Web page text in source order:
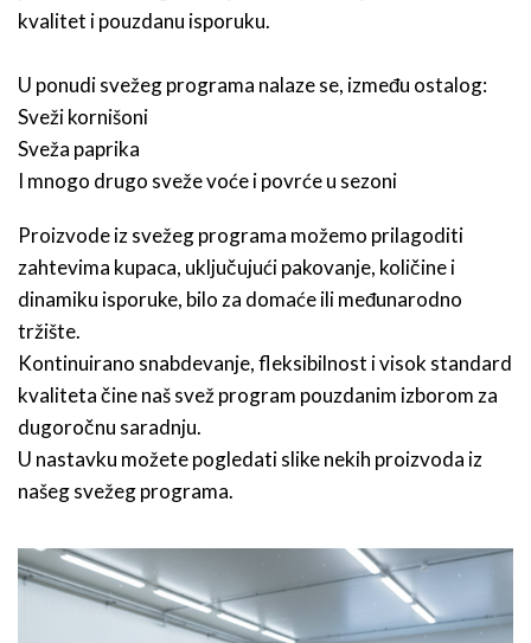
kvalitet i pouzdanu isporuku.
U ponudi svežeg programa nalaze se, između ostalog:
Sveži kornišoni
Sveža paprika
I mnogo drugo sveže voće i povrće u sezoni
Proizvode iz svežeg programa možemo prilagoditi
zahtevima kupaca, uključujući pakovanje, količine i
dinamiku isporuke, bilo za domaće ili međunarodno
tržište.
Kontinuirano snabdevanje, fleksibilnost i visok standard
kvaliteta čine naš svež program pouzdanim izborom za
dugoročnu saradnju.
U nastavku možete pogledati slike nekih proizvoda iz
našeg svežeg programa.